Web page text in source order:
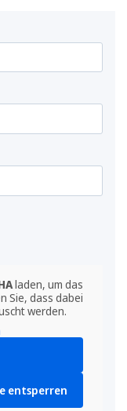
laden, um das
Sie, dass dabei
werden.
entsperren